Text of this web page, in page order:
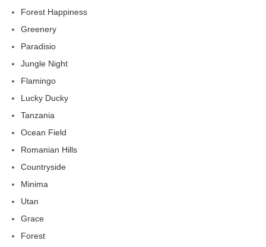
Forest Happiness
Greenery
Paradisio
Jungle Night
Flamingo
Lucky Ducky
Tanzania
Ocean Field
Romanian Hills
Countryside
Minima
Utan
Grace
Forest